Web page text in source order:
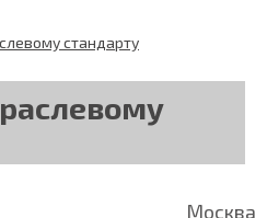
стандарту
Москва